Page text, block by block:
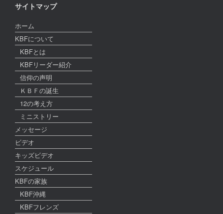
サイトマップ
ホーム
KBFについて
KBFとは
KBFリーダー紹介
信仰の声明
ＫＢＦの誕生
12の考え方
ミニストリー
メッセージ
ビデオ
キッズビデオ
スケジュール
KBFの家族
KBF沖縄
KBFフレンズ